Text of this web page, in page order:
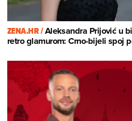
ZENA.HR /Aleksandra Prijović u
retro glamurom: Crno-bijeli spoj